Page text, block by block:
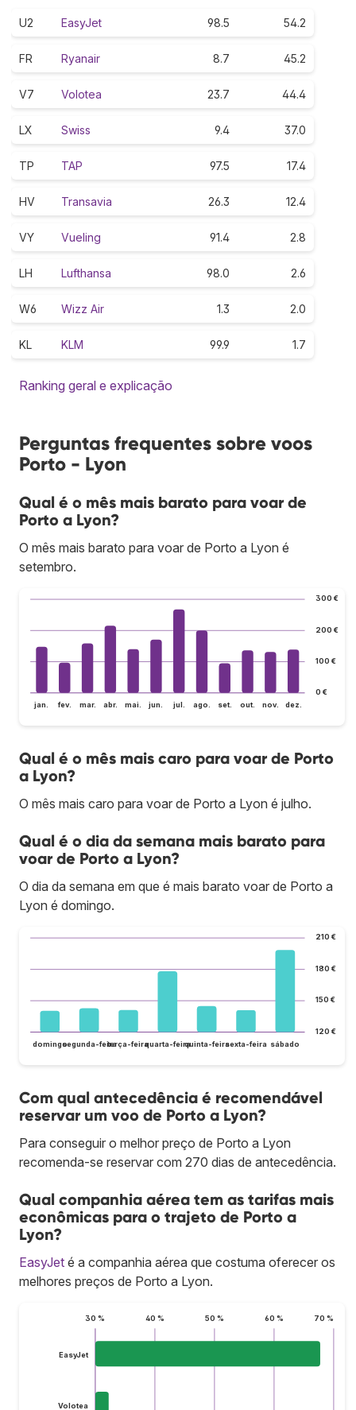
U2 EasyJet 98.5 54.2
FR Ryanair 8.7 45.2
V7 Volotea 23.7 44.4
LX Swiss 9.4 37.0
TP TAP 97.5 17.4
HV Transavia 26.3 12.4
VY Vueling 91.4 2.8
LH Lufthansa 98.0 2.6
W6 Wizz Air 1.3 2.0
KL KLM 99.9 1.7
Ranking geral e explicação
Perguntas frequentes sobre voos
Porto - Lyon
Qual é o mês mais barato para voar de
Porto a Lyon?
O mês mais barato para voar de Porto a Lyon é
setembro.
0 €
100 €
200 €
300 €
jan. fev. mar. abr. mai. jun. jul. ago. set. out. nov. dez.
Qual é o mês mais caro para voar de Porto
a Lyon?
O mês mais caro para voar de Porto a Lyon é julho.
Qual é o dia da semana mais barato para
voar de Porto a Lyon?
O dia da semana em que é mais barato voar de Porto a
Lyon é domingo.
120 €
150 €
180 €
210 €
domingosegunda-feiraterça-feiraquarta-feiraquinta-feirasexta-feira sábado
Com qual antecedência é recomendável
reservar um voo de Porto a Lyon?
Para conseguir o melhor preço de Porto a Lyon
recomenda-se reservar com 270 dias de antecedência.
Qual companhia aérea tem as tarifas mais
econômicas para o trajeto de Porto a
Lyon?
EasyJet é a companhia aérea que costuma oferecer os
melhores preços de Porto a Lyon.
30 % 40 % 50 % 60 % 70 %
EasyJet
Volotea